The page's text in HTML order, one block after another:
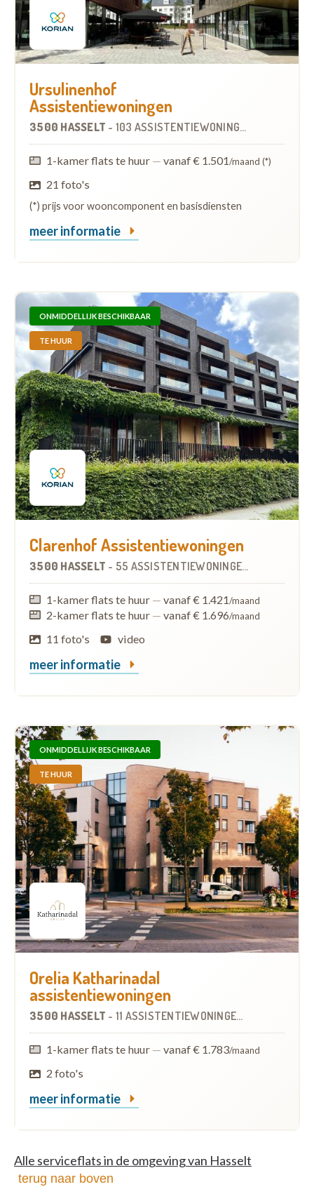
Ursulinenhof
Assistentiewoningen
3500 HASSELT - 103 ASSISTENTIEWONINGEN
1-kamer flats te huur — vanaf € 1.501/maand (*)
21 foto's
(*) prijs voor wooncomponent en basisdiensten
meer informatie
ONMIDDELLIJK BESCHIKBAAR
TE HUUR
Clarenhof Assistentiewoningen
3500 HASSELT - 55 ASSISTENTIEWONINGEN
1-kamer flats te huur — vanaf € 1.421/maand
2-kamer flats te huur — vanaf € 1.696/maand
11 foto's video
meer informatie
ONMIDDELLIJK BESCHIKBAAR
TE HUUR
Orelia Katharinadal
assistentiewoningen
3500 HASSELT - 11 ASSISTENTIEWONINGEN
1-kamer flats te huur — vanaf € 1.783/maand
2 foto's
meer informatie
Alle serviceflats in de omgeving van Hasselt
terug naar boven